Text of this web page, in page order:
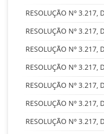
RESOLUÇÃO Nº 3.217,
RESOLUÇÃO Nº 3.217,
RESOLUÇÃO Nº 3.217,
RESOLUÇÃO Nº 3.217,
RESOLUÇÃO Nº 3.217,
RESOLUÇÃO Nº 3.217,
RESOLUÇÃO Nº 3.217,